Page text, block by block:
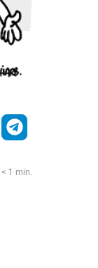
< 1 min.